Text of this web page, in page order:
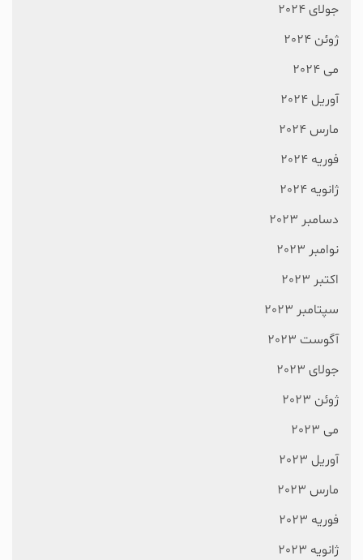
جولای 2024
ژوئن 2024
می 2024
آوریل 2024
مارس 2024
فوریه 2024
ژانویه 2024
دسامبر 2023
نوامبر 2023
اکتبر 2023
سپتامبر 2023
آگوست 2023
جولای 2023
ژوئن 2023
می 2023
آوریل 2023
مارس 2023
فوریه 2023
ژانویه 2023